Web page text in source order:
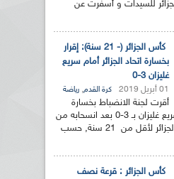
للسيدات و أسفرت عن
كأس الجزائر (- 21 سنة): إقرار
بخسارة اتحاد الجزائر أمام سريع
غليزان 3-0
01 أبريل 2019 كرة القدم, رياضة
أقرت لجنة الانضباط بخسارة
فريق اتحاد الجزائر امام سريع غليزان بـ 3-0 بعد انسحابه من
مباراة نصف نهائي كأس الجزائر لأقل من 21 سنة, حسب
كأس الجزائر : قرعة نصف